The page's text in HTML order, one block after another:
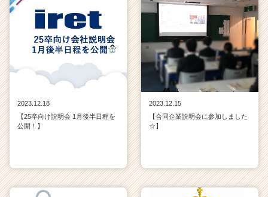
2023.12.18
【25卒向け説明会 1月後半日程を
公開！】
2023.12.15
【合同企業説明会に参加しました
☆】